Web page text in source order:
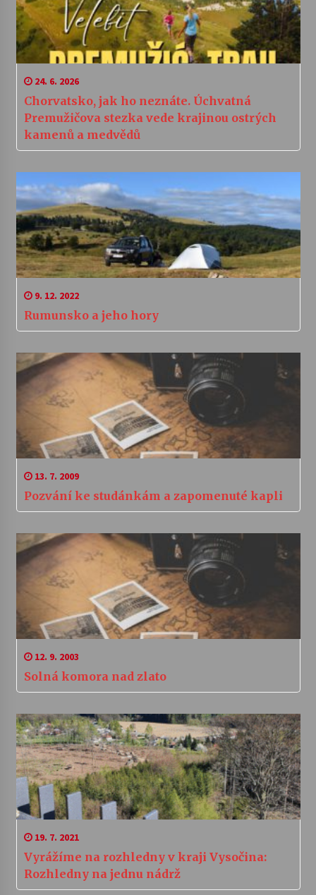
24. 6. 2026
Chorvatsko, jak ho neznáte. Úchvatná
Premužičova stezka vede krajinou ostrých
kamenů a medvědů
9. 12. 2022
Rumunsko a jeho hory
13. 7. 2009
Pozvání ke studánkám a zapomenuté kapli
12. 9. 2003
Solná komora nad zlato
19. 7. 2021
Vyrážíme na rozhledny v kraji Vysočina:
Rozhledny na jednu nádrž